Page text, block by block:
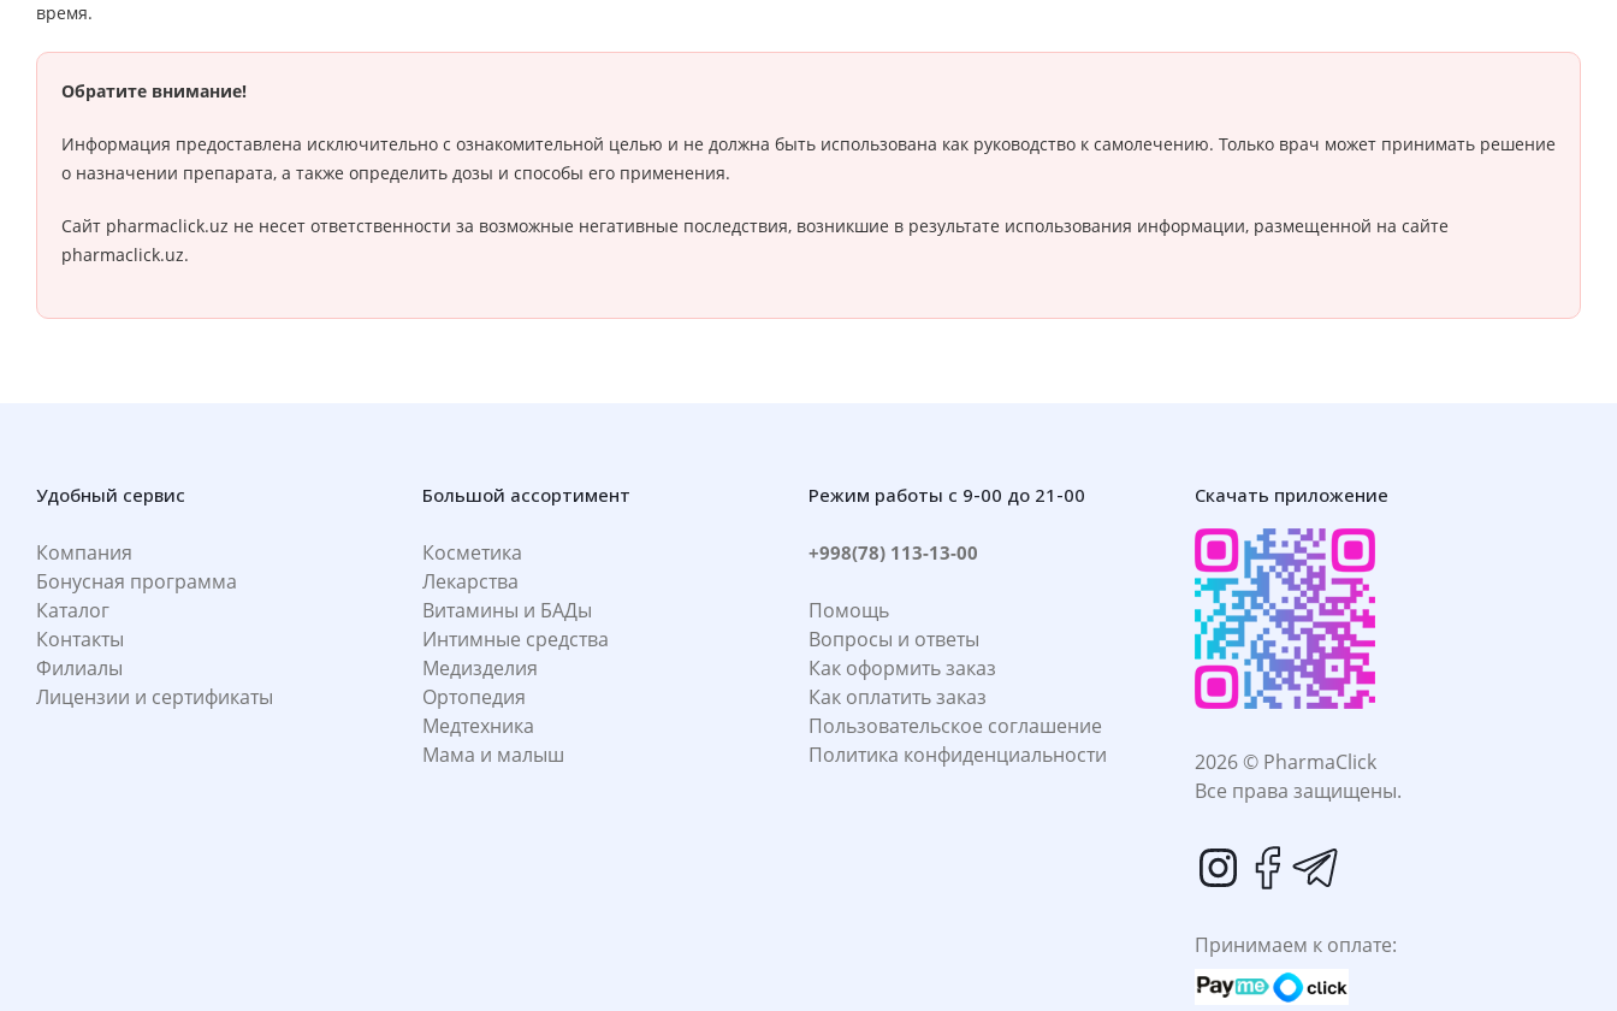
время.
Обратите внимание!
Информация предоставлена исключительно с ознакомительной целью и не должна быть использована как руководство к самолечению. Только врач может принимать решение
о назначении препарата, а также определить дозы и способы его применения.
Сайт pharmaclick.uz не несет ответственности за возможные негативные последствия, возникшие в результате использования информации, размещенной на сайте
pharmaclick.uz.
Удобный сервис
Компания
Бонусная программа
Каталог
Контакты
Филиалы
Лицензии и сертификаты
Большой ассортимент
Косметика
Лекарства
Витамины и БАДы
Интимные средства
Медизделия
Ортопедия
Медтехника
Мама и малыш
Режим работы с 9-00 до 21-00
+998(78) 113-13-00
Помощь
Вопросы и ответы
Как оформить заказ
Как оплатить заказ
Пользовательское соглашение
Политика конфиденциальности
Скачать приложение
2026 © PharmaClick
Все права защищены.
Принимаем к оплате: